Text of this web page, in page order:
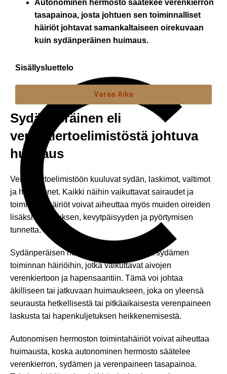
Autonominen hermosto säätekee verenkierron
tasapainoa, josta johtuen sen toiminnalliset
häiriöt johtavat samankaltaiseen oirekuvaan
kuin sydänperäinen huimaus.
Sisällysluettelo
Varaa Aika
Sydänperäinen eli
verenkiertoelimistöstä johtuva
huimaus
Verenkiertoelimistöön kuuluvat sydän, laskimot, valtimot
ja hiussuonet. Kaikki näihin vaikuttavat sairaudet ja
toiminnan häiriöt voivat aiheuttaa myös muiden oireiden
lisäksi huimauksen, kevytpäisyyden ja pyörtymisen
tunnetta.
Sydänperäisen huimauksen syyt liittyvät sydämen
toiminnan häiriöihin, jotka vaikuttavat aivojen
verenkiertoon ja hapensaantiin. Tämä voi johtaa
äkilliseen tai jatkuvaan huimaukseen, joka on yleensä
seurausta hetkellisestä tai pitkäaikaisesta verenpaineen
laskusta tai hapenkuljetuksen heikkenemisestä.
Autonomisen hermoston toimintahäiriöt voivat aiheuttaa
huimausta, koska autonominen hermosto säätelee
verenkierron, sydämen ja verenpaineen tasapainoa.